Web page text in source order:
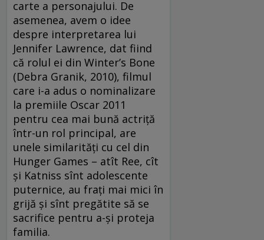
carte a personajului. De
asemenea, avem o idee
despre interpretarea lui
Jennifer Lawrence, dat fiind
că rolul ei din Winter’s Bone
(Debra Granik, 2010), filmul
care i-a adus o nominalizare
la premiile Oscar 2011
pentru cea mai bună actriţă
într-un rol principal, are
unele similarităţi cu cel din
Hunger Games – atît Ree, cît
şi Katniss sînt adolescente
puternice, au fraţi mai mici în
grijă şi sînt pregătite să se
sacrifice pentru a-şi proteja
familia.